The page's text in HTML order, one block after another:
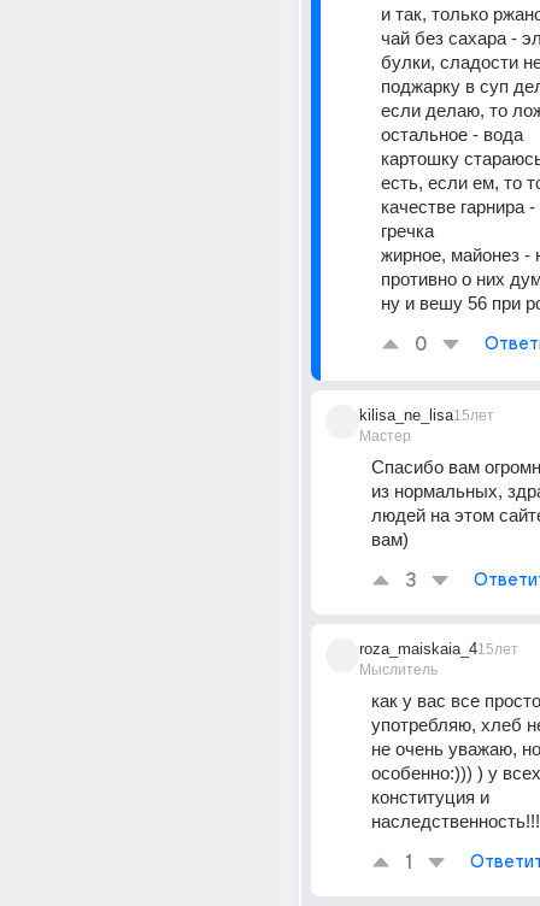
и так, только
чай без сахара -
булки, сладости
поджарку в суп
если делаю, то
остальное - вода
картошку
есть, если ем, то
качестве гарнира
гречка
жирное, майонез -
противно о них
ну и вешу 56 при
0
kilisa_ne_lisa
Мастер
15лет
Спасибо вам
из нормальных,
людей на этом
вам)
3
roza_maiskaia_4
Мыслитель
15лет
как у вас все
употребляю, хлеб
не очень уважаю,
особенно:))) ) у
конституция и
наследственность!!!
1